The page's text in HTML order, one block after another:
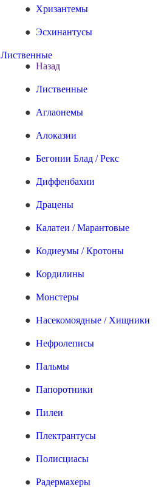
Хризантемы
Эсхинантусы
Лиственные
Назад
Лиственные
Аглаонемы
Алоказии
Бегонии Блад / Рекс
Диффенбахии
Драцены
Калатеи / Марантовые
Кодиеумы / Кротоны
Кордилины
Монстеры
Насекомоядные / Хищники
Нефролеписы
Пальмы
Папоротники
Пилеи
Плектрантусы
Полисциасы
Радермахеры